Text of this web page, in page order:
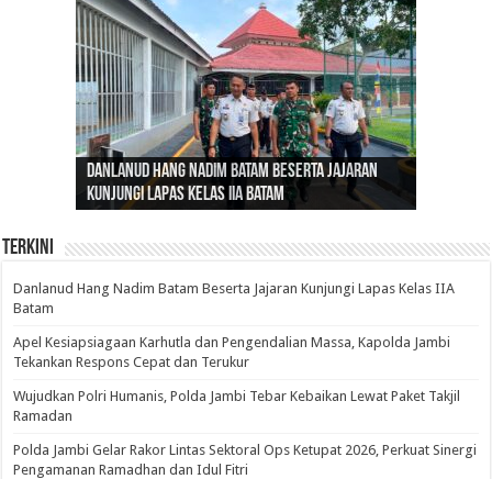
Danlanud Hang Nadim Batam Beserta Jajaran
Kunjungi Lapas Kelas IIA Batam
Silaturahmi dan Reses Komite I DPD RI di Polda
Jambi Bahas Sinergitas Penanganan Narkotika
Gubernur Al Haris: Lomba Cerdas Cermat Sarana
Edukasi Pembentukan Karakter Generasi
Penerus
Gubernur Al Haris Dorong Koperasi Merah Putih
Cepat Beroperasi Agar Bisa Layani Masyarakat
Penuhi Kebutuhannya
Sosok Fenomenal yang Menggetarkan
Nusantara: Ratu Wangsa, Wanita Berkelas
dengan Pengaruh Internasional
Terkini
Danlanud Hang Nadim Batam Beserta Jajaran Kunjungi Lapas Kelas IIA
Batam
Apel Kesiapsiagaan Karhutla dan Pengendalian Massa, Kapolda Jambi
Tekankan Respons Cepat dan Terukur
Wujudkan Polri Humanis, Polda Jambi Tebar Kebaikan Lewat Paket Takjil
Ramadan
Polda Jambi Gelar Rakor Lintas Sektoral Ops Ketupat 2026, Perkuat Sinergi
Pengamanan Ramadhan dan Idul Fitri